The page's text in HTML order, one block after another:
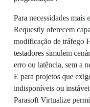
Para necessidades mais
Requestly oferecem
modificação de tráfego
testadores simulem
erro ou latência, sem a
E para projetos que
indisponíveis ou
Parasoft Virtualize